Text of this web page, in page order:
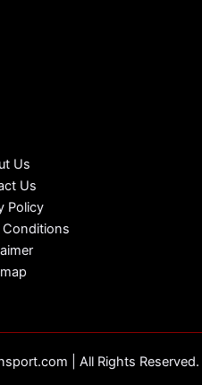
Us
Us
Policy
Conditions
| All Rights Reserved.